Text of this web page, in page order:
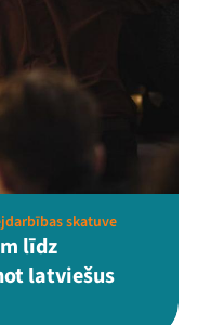
skatuve
līdz
latviešus